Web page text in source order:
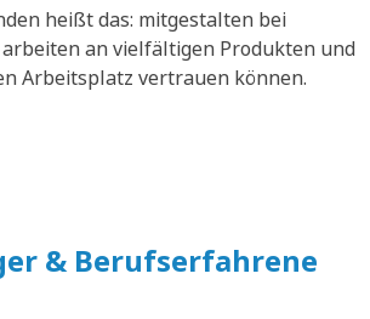
heißt das: mitgestalten bei
an vielfältigen Produkten und
Arbeitsplatz vertrauen können.
& Berufserfahrene